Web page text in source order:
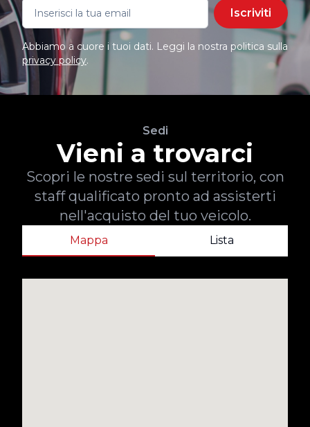
Iscriviti
Abbiamo a cuore i tuoi dati. Leggi la nostra politica sulla
privacy policy.
Sedi
Vieni a trovarci
Scopri le nostre sedi sul territorio, con
staff qualificato pronto ad assisterti
nell'acquisto del tuo veicolo.
Mappa Lista